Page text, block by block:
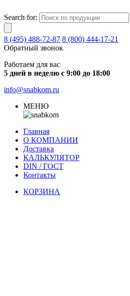
Search for:
8 (495) 488-72-87 8 (800) 444-17-21
Обратный звонок
Работаем для вас
5 дней в неделю с 9:00 до 18:00
info@snabkom.ru
МЕНЮ
Главная
О КОМПАНИИ
Доставка
КАЛЬКУЛЯТОР
DIN / ГОСТ
Контакты
КОРЗИНА